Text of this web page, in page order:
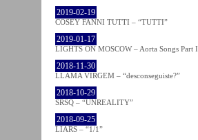
2019-02-19
COSEY FANNI TUTTI – “TUTTI”
2019-01-17
LIGHTS ON MOSCOW – Aorta Songs Part I
2018-11-30
LLAMA VIRGEM – “desconseguiste?”
2018-10-29
SRSQ – “UNREALITY”
2018-09-25
LIARS – “1/1”